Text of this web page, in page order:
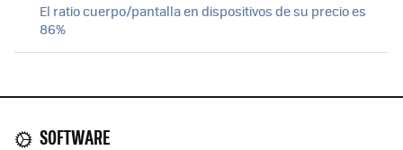
El ratio cuerpo/pantalla en dispositivos de su precio es
86%
SOFTWARE